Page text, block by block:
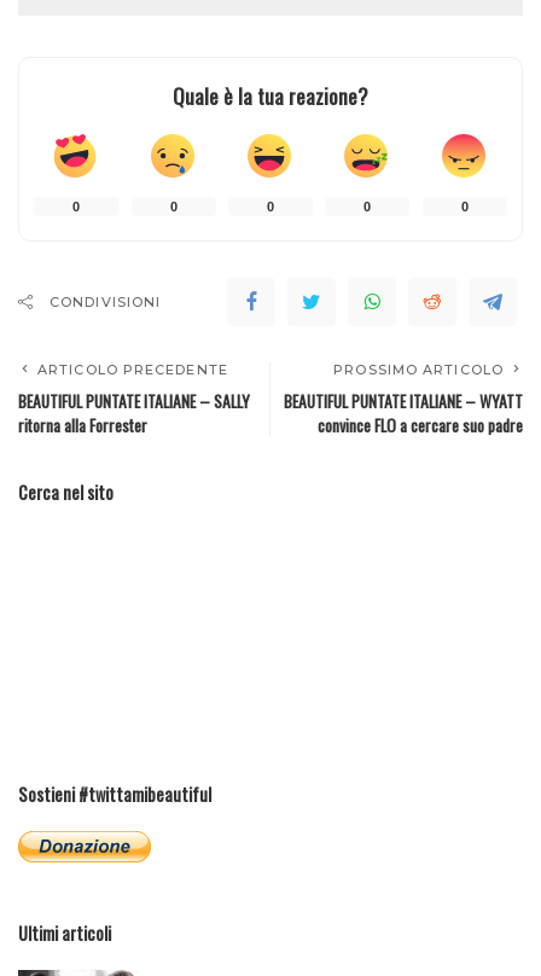
Quale è la tua reazione?
0 0 0 0 0
CONDIVISIONI
ARTICOLO PRECEDENTE
BEAUTIFUL PUNTATE ITALIANE – SALLY
ritorna alla Forrester
PROSSIMO ARTICOLO
BEAUTIFUL PUNTATE ITALIANE – WYATT
convince FLO a cercare suo padre
Cerca nel sito
Sostieni #twittamibeautiful
Ultimi articoli